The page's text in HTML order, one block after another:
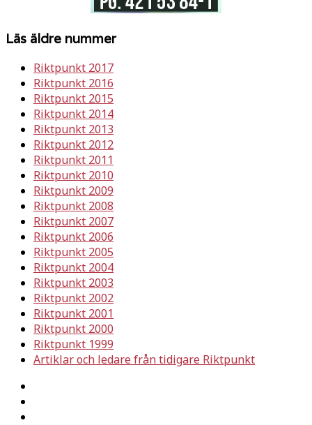
Läs äldre nummer
Riktpunkt 2017
Riktpunkt 2016
Riktpunkt 2015
Riktpunkt 2014
Riktpunkt 2013
Riktpunkt 2012
Riktpunkt 2011
Riktpunkt 2010
Riktpunkt 2009
Riktpunkt 2008
Riktpunkt 2007
Riktpunkt 2006
Riktpunkt 2005
Riktpunkt 2004
Riktpunkt 2003
Riktpunkt 2002
Riktpunkt 2001
Riktpunkt 2000
Riktpunkt 1999
Artiklar och ledare från tidigare Riktpunkt